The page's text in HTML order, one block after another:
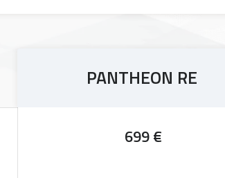
PANTHEON RE
699 €